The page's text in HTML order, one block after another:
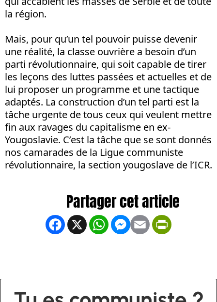
la région.
Mais, pour qu’un tel pouvoir puisse devenir
une réalité, la classe ouvrière a besoin d’un
parti révolutionnaire, qui soit capable de tirer
les leçons des luttes passées et actuelles et de
lui proposer un programme et une tactique
adaptés. La construction d’un tel parti est la
tâche urgente de tous ceux qui veulent mettre
fin aux ravages du capitalisme en ex-
Yougoslavie. C’est la tâche que se sont donnés
nos camarades de la Ligue communiste
révolutionnaire, la section yougoslave de l’ICR.
Facebook
X WhatsApp
Messenger
Email